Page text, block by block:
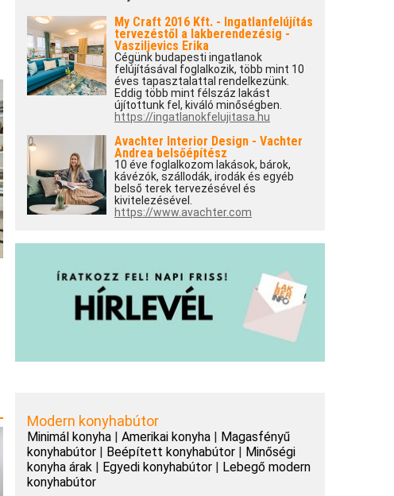
My Craft 2016 Kft. - Ingatlanfelújítás
tervezéstől a lakberendezésig -
Vasziljevics Erika
Cégünk budapesti ingatlanok
felújításával foglalkozik, több mint 10
éves tapasztalattal rendelkezünk.
Eddig több mint félszáz lakást
újítottunk fel, kiváló minőségben.
https://ingatlanokfelujitasa.hu
Avachter Interior Design - Vachter
Andrea belsőépítész
10 éve foglalkozom lakások, bárok,
kávézók, szállodák, irodák és egyéb
belső terek tervezésével és
kivitelezésével.
https://www.avachter.com
Modern konyhabútor
Minimál konyha| Amerikai konyha| Magasfényű
konyhabútor| Beépített konyhabútor| Minőségi
konyha árak| Egyedi konyhabútor| Lebegő modern
konyhabútor